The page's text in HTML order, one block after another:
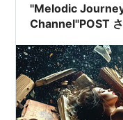
"Melodic
Channel"POST さ